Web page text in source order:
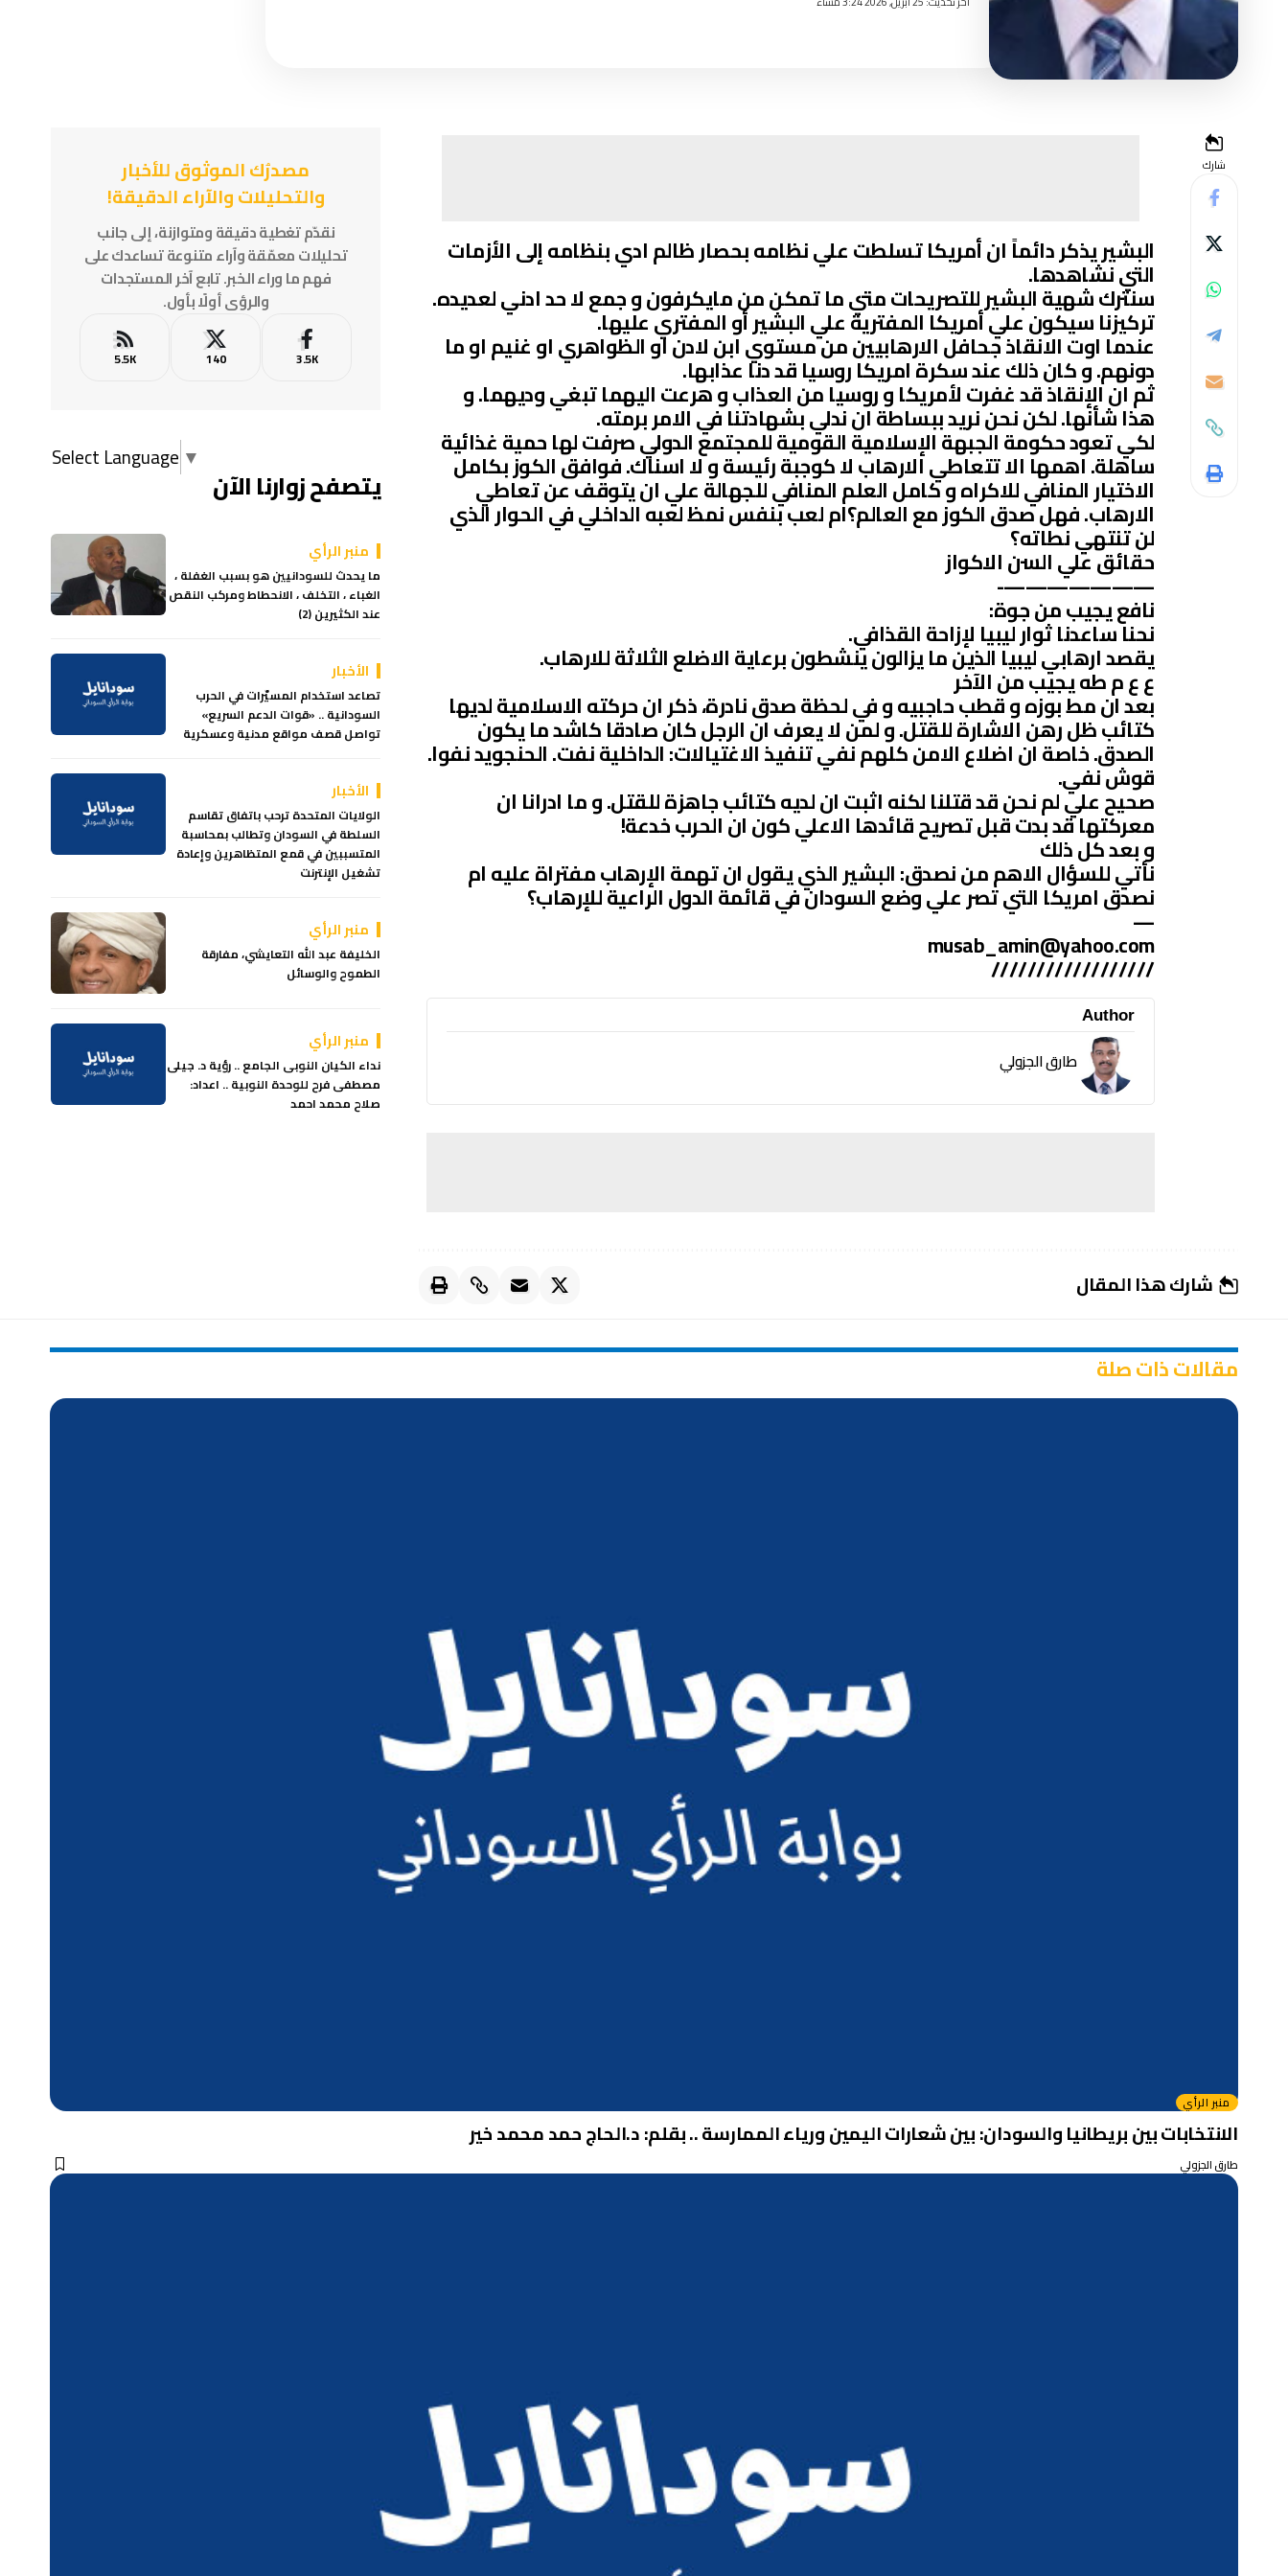
شارك
البشير يذكر دائماً ان أمريكا تسلطت علي نظامه بحصار ظالم ادي بنظامه إلى الأزمات
التي نشاهدها.
سنترك شهية البشير للتصريحات متي ما تمكن من مايكرفون و جمع لا حد ادني لعديده.
تركيزنا سيكون علي أمريكا المفترية علي البشير أو المفتري عليها.
عندما اوت الانقاذ جحافل الارهابيين من مستوي ابن لادن او الظواهري او غنيم او ما
دونهم. و كان ذلك عند سكرة امريكا روسيا قد دنا عذابها.
ثم ان الإنقاذ قد غفرت لأمريكا و روسيا من العذاب و هرعت اليهما تبغي وديهما. و
هذا شأنها. لكن نحن نريد ببساطة ان ندلي بشهادتنا في الامر برمته.
لكي تعود حكومة الجبهة الإسلامية القومية للمجتمع الدولي صرفت لها حمية غذائية
ساهلة. اهمها الا تتعاطي الارهاب لا كوجبة رئيسة و لا اسناك. فوافق الكوز بكامل
الاختيار المنافي للاكراه و كامل العلم المنافي للجهالة علي ان يتوقف عن تعاطي
الارهاب. فهل صدق الكوز مع العالم؟ام لعب بنفس نمظ لعبه الداخلي في الحوار الذي
لن تنتهي نطاته؟
حقائق علي السن الاكواز
———————-
نافع يجيب من جوة:
نحنا ساعدنا ثوار ليبيا لإزاحة القذافي.
يقصد ارهابي ليبيا الذين ما يزالون ينشطون برعاية الاضلع الثلاثة للارهاب.
ع ع م طه يجيب من الآخر
بعد ان مط بوزه و قطب حاجبيه و في لحظة صدق نادرة، ذكر ان حركته الاسلامية لديها
كتائب ظل رهن الاشارة للقتل. و لمن لا يعرف ان الرجل كان صادقا كاشد ما يكون
الصدق. خاصة ان اضلاع الامن كلهم نفي تنفيذ الاغتيالات: الداخلية نفت. الحنجويد نفوا.
قوش نفي.
صحيح علي لم نحن قد قتلنا لكنه اثبت ان لديه كتائب جاهزة للقتل. و ما ادرانا ان
معركتها قد بدت قبل تصريح قائدها الاعلي كون ان الحرب خدعة!
و بعد كل ذلك
نأتي للسؤال الاهم من نصدق: البشير الذي يقول ان تهمة الإرهاب مفتراة عليه ام
نصدق امريكا التي تصر علي وضع السودان في قائمة الدول الراعية للإرهاب؟
—
musab_amin@yahoo.com
//////////////////
Author
طارق الجزولي
شارك هذا المقال
مصدرُك الموثوق للأخبار
والتحليلات والآراء الدقيقة!
نقدّم تغطية دقيقة ومتوازنة، إلى جانب
تحليلات معمّقة وآراء متنوعة تساعدك على
فهم ما وراء الخبر. تابع آخر المستجدات
والرؤى أولًا بأول.
3.5K
140
5.5K
Select Language ▼
يتصفح زوارنا الآن
منبر الرأي
ما يحدث للسودانيين هو بسبب الغفلة ،
الغباء ، التخلف ، الانحطاط ومركب النقص
عند الكثيرين (2)
الأخبار
تصاعد استخدام المسيّرات في الحرب
السودانية .. «قوات الدعم السريع»
تواصل قصف مواقع مدنية وعسكرية
الأخبار
الولايات المتحدة ترحب باتفاق تقاسم
السلطة في السودان وتطالب بمحاسبة
المتسببين في قمع المتظاهرين وإعادة
تشغيل الإنترنت
منبر الرأي
الخليفة عبد الله التعايشي، مفارقة
الطموح والوسائل
منبر الرأي
نداء الكيان النوبى الجامع .. رؤية د. جيلى
مصطفى فرح للوحدة النوبية .. اعداد:
صلاح محمد احمد
مقالات ذات صلة
منبر الرأي
الانتخابات بين بريطانيا والسودان: بين شعارات اليمين ورياء الممارسة .. بقلم: د.الحاج حمد محمد خير
طارق الجزولي